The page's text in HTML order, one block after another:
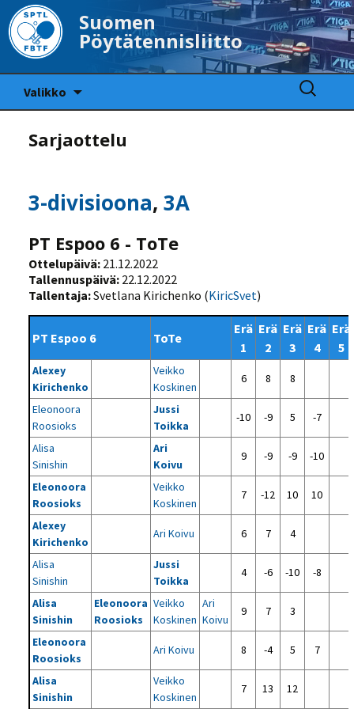
Suomen
Pöytätennisliitto
Valikko
Haku:
Sarjaottelu
3-divisioona,3A
PT Espoo 6 - ToTe
Ottelupäivä: 21.12.2022
Tallennuspäivä: 22.12.2022
Tallentaja:Svetlana Kirichenko (KiricSvet)
PT Espoo 6 ToTe
Erä
1
Erä
2
Erä
3
Erä
4
Erä
5
Alexey
Kirichenko
Veikko
Koskinen
6 8 8
Eleonoora
Roosioks
Jussi
Toikka
-10 -9 5 -7
Alisa
Sinishin
Ari
Koivu
9 -9 -9 -10
Eleonoora
Roosioks
Veikko
Koskinen
7 -12 10 10
Alexey
Kirichenko
Ari Koivu 6 7 4
Alisa
Sinishin
Jussi
Toikka
4 -6 -10 -8
Alisa
Sinishin
Eleonoora
Roosioks
Veikko
Koskinen
Ari
Koivu
9 7 3
Eleonoora
Roosioks
Ari Koivu 8 -4 5 7
Alisa
Sinishin
Veikko
Koskinen
7 13 12